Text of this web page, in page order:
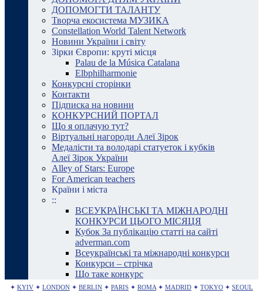
ДОПОМОГТИ ТАЛАНТУ
Творча екосистема МУЗИКА
Constellation World Talent Network
Новини України і світу
Зірки Європи: круті місця
Palau de la Música Catalana
Elbphilharmonie
Конкурсні сторінки
Контакти
Підписка на новини
КОНКУРСНИЙ ПОРТАЛ
Що я оплачую тут?
Віртуальні нагороди Алеї Зірок
Медалісти та володарі статуеток і кубків
Алеї Зірок України
Alley of Stars: Europe
For American teachers
Країни і міста
::
ВСЕУКРАЇНСЬКІ ТА МІЖНАРОДНІ
КОНКУРСИ ЦЬОГО МІСЯЦЯ
Кубок За публікацію статті на сайті
adverman.com
Всеукраїнські та міжнародні конкурси
Конкурси – стрічка
Що таке конкурс
✦ KYIV ✦ LONDON ✦ BERLIN ✦ PARIS ✦ ROMA ✦ MADRID ✦ TOKYO ✦ SEOUL